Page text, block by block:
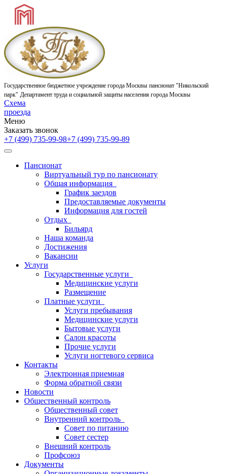
Государственное бюджетное учреждение города Москвы пансионат "Никольский
парк" Департамент труда и социальной защиты населения города Москвы
Схема
проезда
Меню
Заказать звонок
+7 (499) 735-99-98+7 (499) 735-99-89
Пансионат
Виртуальный тур по пансионату
Общая информация
График заездов
Предоставляемые документы
Информация для гостей
Отдых
Бильярд
Наша команда
Достижения
Вакансии
Услуги
Государственные услуги
Медицинские услуги
Размещение
Платные услуги
Услуги пребывания
Медицинские услуги
Бытовые услуги
Салон красоты
Прочие услуги
Услуги ногтевого сервиса
Контакты
Электронная приемная
Форма обратной связи
Новости
Общественный контроль
Общественный совет
Внутренний контроль
Совет по питанию
Совет сестер
Внешний контроль
Профсоюз
Документы